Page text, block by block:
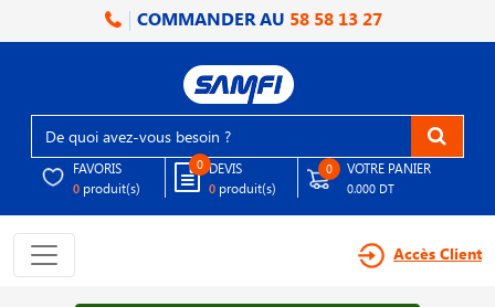
COMMANDER AU 58 58 13 27
FAVORIS
0 produit(s)
0 DEVIS
0 produit(s)
0 VOTRE PANIER
0.000 DT
Accès Client